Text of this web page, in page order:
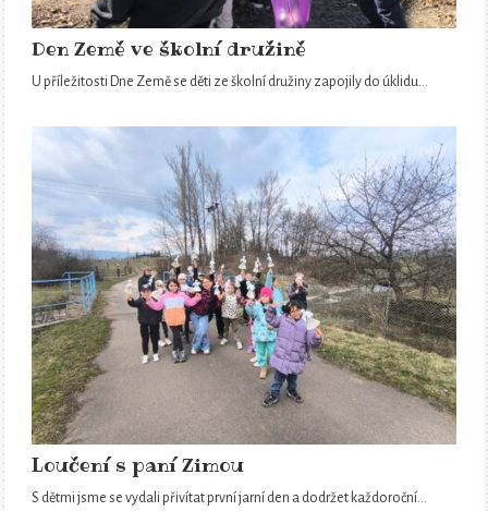
Den Země ve školní družině
U příležitosti Dne Země se děti ze školní družiny zapojily do úklidu…
Loučení s paní Zimou
S dětmi jsme se vydali přivítat první jarní den a dodržet každoroční…